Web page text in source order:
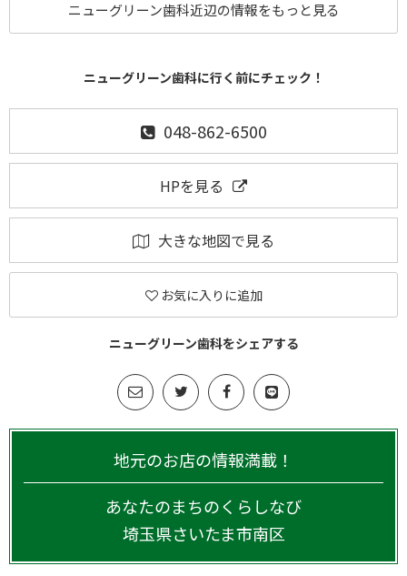
ニューグリーン歯科近辺の情報をもっと見る
ニューグリーン歯科に行く前にチェック！
048-862-6500
HPを見る
大きな地図で見る
お気に入りに追加
ニューグリーン歯科をシェアする
地元のお店の情報満載！
あなたのまちのくらしなび
埼玉県さいたま市南区